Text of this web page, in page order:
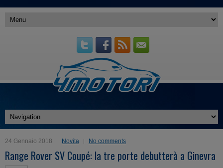
24 Gennaio 2018 Novita No comments
Range Rover SV Coupé: la tre porte debutterà a Ginevra